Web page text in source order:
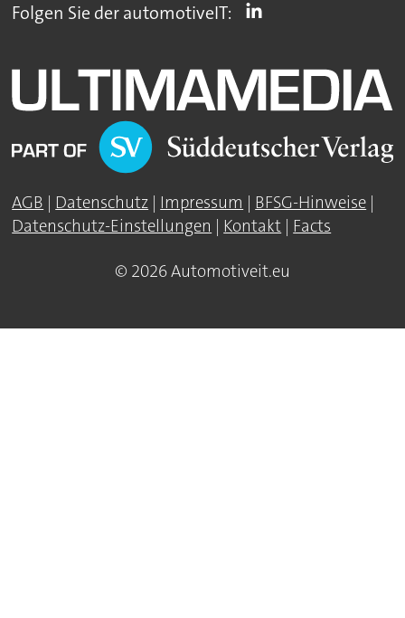
Folgen Sie der automotiveIT:
AGB | Datenschutz | Impressum | BFSG-Hinweise |
Datenschutz-Einstellungen | Kontakt | Facts
© 2026 Automotiveit.eu